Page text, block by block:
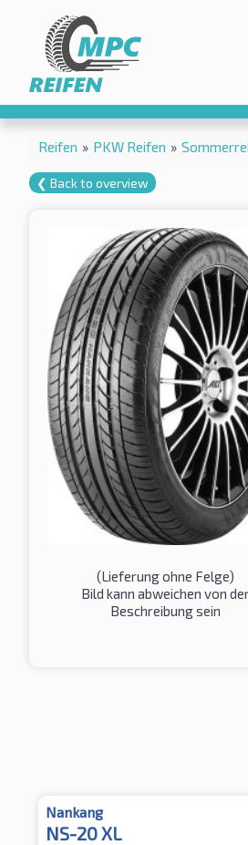
Reifen » PKW Reifen »
❮ Back to overview
(Lieferung ohne Felge)
Bild kann abweichen von
Beschreibung sein
Nankang
NS-20 XL